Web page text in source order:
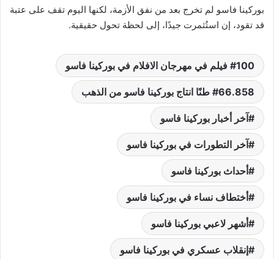
بوركينا فاسو لم تخرج بعد من نفق الأزمة، لكنها اليوم تقف على عتبة
قد تقود، إن استُثمرت جيدًا، إلى لحظة تحول حقيقية.
100 فيلم في مهرجان الافلام في بوركينا فاسو
66.858 طنًا انتاج بوركينا فاسو من الذهب
آخر أخبار بوركينا فاسو
آخر التطورات في بوركينا فاسو
أحداث بوركينا فاسو
أختطاف نساء في بوركينا فاسو
أشهر لاعبي بوركينا فاسو
إنقلاب عسكري في بوركينا فاسو